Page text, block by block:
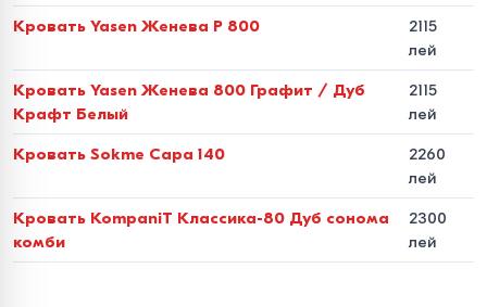
циклов по тесту Мартиндейла (эффект
«Антикоготь»). Модели из экокожи обеспечивают
абсолютную гипоаллергенность и очищаются
простой влажной салфеткой.
Стандарты размеров и
нормы эргономики для
спальни
Кровать Yasen Женева P 800
2115
лей
Кровать Yasen Женева 800 Графит / Дуб
Крафт Белый
2115
лей
Кровать Sokme Сара 140
2260
лей
Кровать KompaniT Классика-80 Дуб сонома
комби
2300
лей